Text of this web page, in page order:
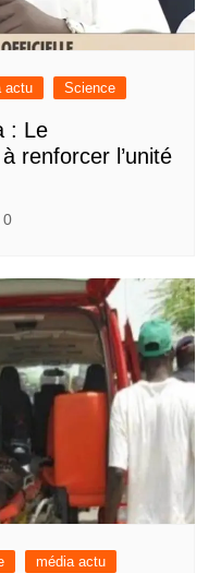
actu Science
: Le
renforcer l’unité
0
média actu